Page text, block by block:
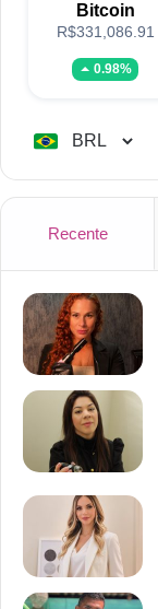
Bitcoin
R$331,086.91
0.98%
Recente